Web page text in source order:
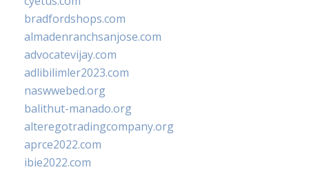
bradfordshops.com
almadenranchsanjose.com
advocatevijay.com
adlibilimler2023.com
naswwebed.org
balithut-manado.org
alteregotradingcompany.org
aprce2022.com
ibie2022.com